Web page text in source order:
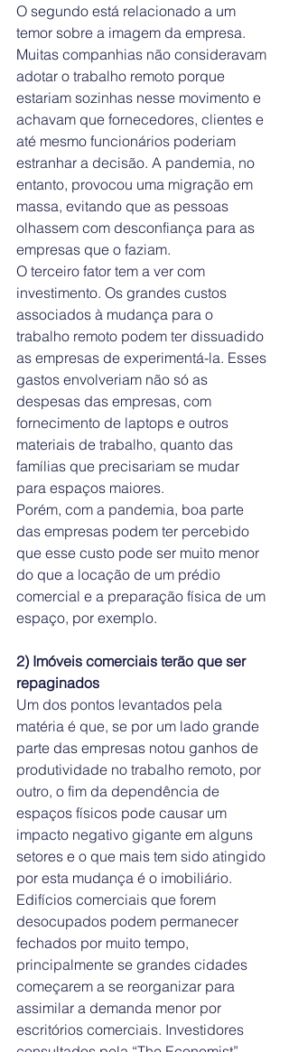
O segundo está relacionado a um
temor sobre a imagem da empresa.
Muitas companhias não consideravam
adotar o trabalho remoto porque
estariam sozinhas nesse movimento e
achavam que fornecedores, clientes e
até mesmo funcionários poderiam
estranhar a decisão. A pandemia, no
entanto, provocou uma migração em
massa, evitando que as pessoas
olhassem com desconfiança para as
empresas que o faziam.
O terceiro fator tem a ver com
investimento. Os grandes custos
associados à mudança para o
trabalho remoto podem ter dissuadido
as empresas de experimentá-la. Esses
gastos envolveriam não só as
despesas das empresas, com
fornecimento de laptops e outros
materiais de trabalho, quanto das
famílias que precisariam se mudar
para espaços maiores.
Porém, com a pandemia, boa parte
das empresas podem ter percebido
que esse custo pode ser muito menor
do que a locação de um prédio
comercial e a preparação física de um
espaço, por exemplo.
2) Imóveis comerciais terão que ser
repaginados
Um dos pontos levantados pela
matéria é que, se por um lado grande
parte das empresas notou ganhos de
produtividade no trabalho remoto, por
outro, o fim da dependência de
espaços físicos pode causar um
impacto negativo gigante em alguns
setores e o que mais tem sido atingido
por esta mudança é o imobiliário.
Edifícios comerciais que forem
desocupados podem permanecer
fechados por muito tempo,
principalmente se grandes cidades
começarem a se reorganizar para
assimilar a demanda menor por
escritórios comerciais. Investidores